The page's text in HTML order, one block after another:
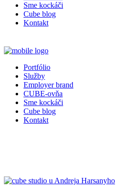
Sme kockáči
Cube blog
Kontakt
Portfólio
Služby
Employer brand
CUBE-ovňa
Sme kockáči
Cube blog
Kontakt